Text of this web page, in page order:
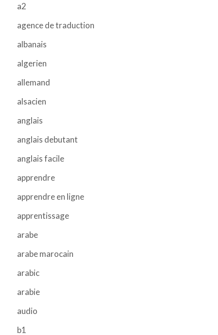
a2
agence de traduction
albanais
algerien
allemand
alsacien
anglais
anglais debutant
anglais facile
apprendre
apprendre en ligne
apprentissage
arabe
arabe marocain
arabic
arabie
audio
b1